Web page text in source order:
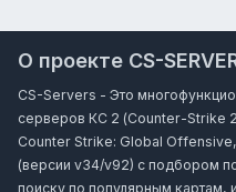
О проекте CS-
CS-Servers - Это
серверов КС 2 (Counter-Strike
Counter Strike: Global
(версии v34/v92) с подбором
поиску по популярным картам,